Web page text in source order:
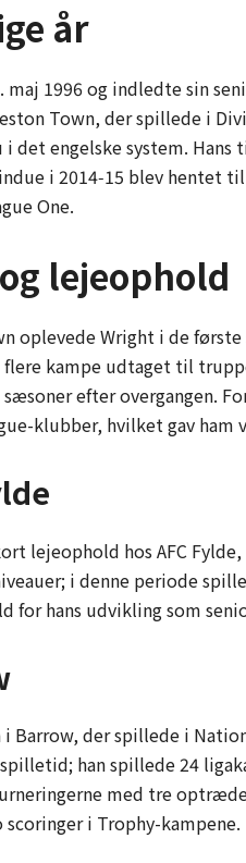
år
1996 og indledte sin
Town, der spillede i
det engelske system.
i 2014‑15 blev hentet
One.
lejeophold
oplevede Wright i de
kampe udtaget til
efter overgangen.
klubber, hvilket gav ham
lejeophold hos AFC
i denne periode
hans udvikling som
i Barrow, der spillede i
han spillede 24
med tre
i Trophy-kampene.